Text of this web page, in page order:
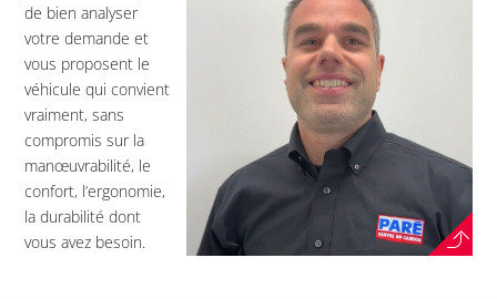
de bien analyser
votre demande et
vous proposent le
véhicule qui convient
vraiment, sans
compromis sur la
manœuvrabilité, le
confort, l’ergonomie,
la durabilité dont
vous avez besoin.